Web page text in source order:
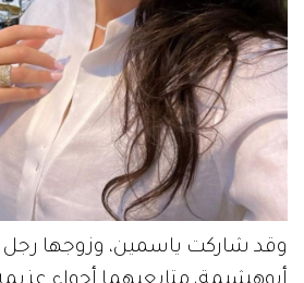
وقد شاركت ياسمين، وزوجها رجل